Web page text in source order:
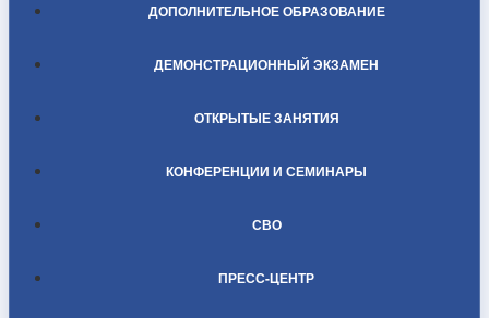
ДОПОЛНИТЕЛЬНОЕ ОБРАЗОВАНИЕ
ДЕМОНСТРАЦИОННЫЙ ЭКЗАМЕН
ОТКРЫТЫЕ ЗАНЯТИЯ
КОНФЕРЕНЦИИ И СЕМИНАРЫ
СВО
ПРЕСС-ЦЕНТР